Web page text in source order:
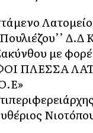
Δ.Δ
με
ΠΛΕΣΣΑ